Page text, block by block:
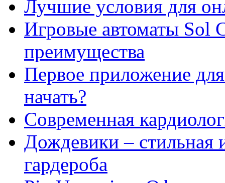
Лучшие условия для
Игровые автоматы Sol
преимущества
Первое приложение
начать?
Современная
Дождевики – стильная
гардероба